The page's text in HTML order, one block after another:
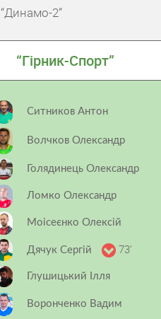
“Динамо-2”
“Гірник-Спорт”
Ситников Антон
Волчков Олександр
Голядинець Олександр
Ломко Олександр
Моісеєнко Олексій
Дячук Сергій 73’
Глушицький Ілля
Воронченко Вадим